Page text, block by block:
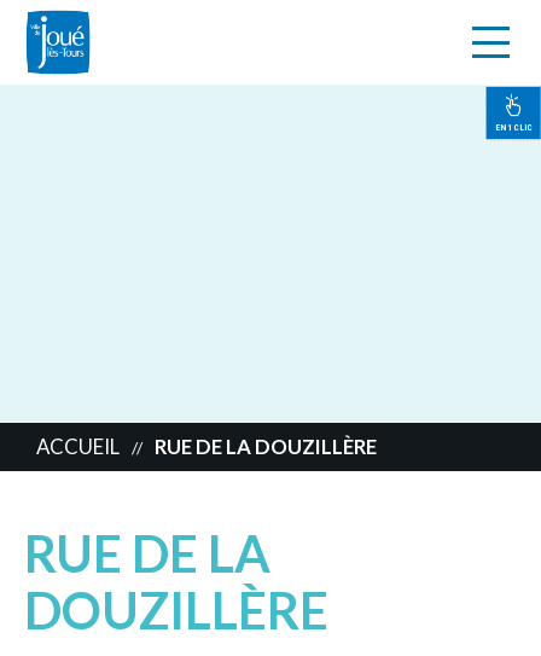
EN 1 CLIC
ACCUEIL // RUE DE LA DOUZILLÈRE
RUE DE LA
DOUZILLÈRE